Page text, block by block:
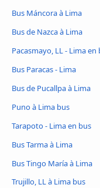
Bus Máncora à Lima
Bus de Nazca à Lima
Pacasmayo, LL - Lima en
Bus Paracas - Lima
Bus de Pucallpa à Lima
Puno à Lima bus
Tarapoto - Lima en bus
Bus Tarma à Lima
Bus Tingo María à Lima
Trujillo, LL à Lima bus